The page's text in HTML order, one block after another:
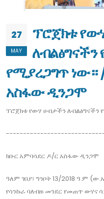
27
MAY
ፕሮጀክቱ
የሚያረጋግጥ ነው።
አስፋው ዲንጋሞ
ፕሮጀክቱ የውሃ ሀብታችን
ክቡር አምባሳደር ዶ/ር አስፋው ዲንጋሞ
ዓለም ገበያ፣ ግንቦት 13/2018 ዓ.ም
የሳንኩራ ባለብዙ መንደር የመጠጥ ውሃና